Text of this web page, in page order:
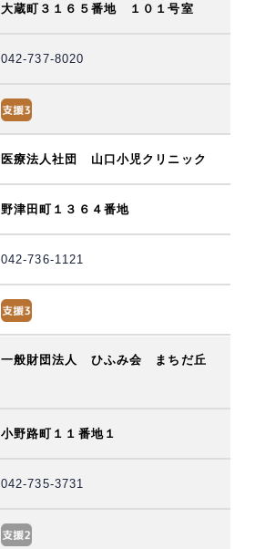
大蔵町３１６５番地 １０１号室
042-737-8020
医療法人社団 山口小児クリニック
野津田町１３６４番地
042-736-1121
一般財団法人 ひふみ会 まちだ丘
小野路町１１番地１
042-735-3731